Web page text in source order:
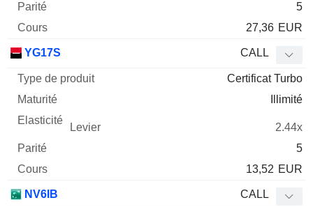
5
27,36 EUR
YG17S CALL
Certificat Turbo
Illimité
2.44x
5
13,52 EUR
NV6IB CALL